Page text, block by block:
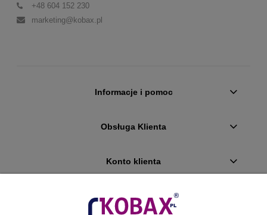
+48 604 152 230
marketing@kobax.pl
Informacje i pomoc
Obsługa Klienta
Konto klienta
Płatności i dostawa